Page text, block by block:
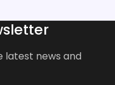
latest news and